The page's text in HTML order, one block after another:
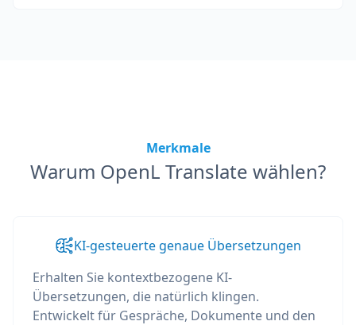
Merkmale
Warum OpenL Translate wählen?
KI-gesteuerte genaue Übersetzungen
Erhalten Sie kontextbezogene KI-
Übersetzungen, die natürlich klingen.
Entwickelt für Gespräche, Dokumente und den